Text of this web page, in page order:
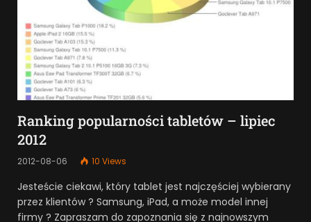
Ranking popularności tabletów – lipiec
2012
2012-08-06 10 Views
Jesteście ciekawi, który tablet jest najczęściej wybierany
przez klientów ? Samsung, iPad, a może model innej
firmy ? Zapraszam do zapoznania się z najnowszym